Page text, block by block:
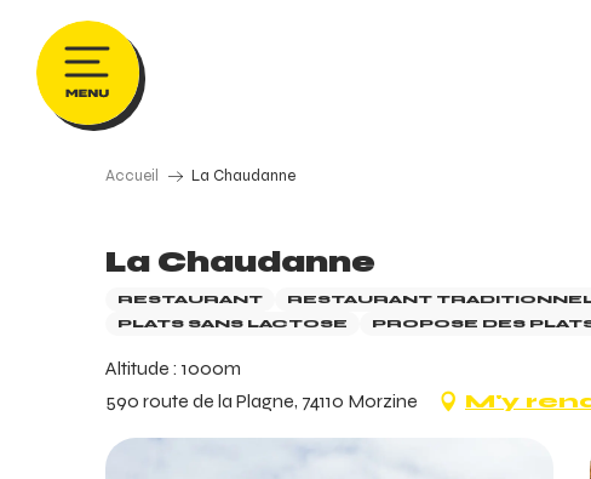
contenu
principal
Accueil La Chaudanne
La Chaudanne
RESTAURANT RESTAURANT
PLATS SANS LACTOSE
PROPOSE DES
Altitude : 1000m
590 route de la Plagne, 74110 Morzine
M'y